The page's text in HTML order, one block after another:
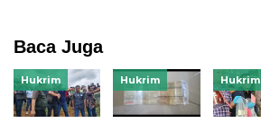
Baca Juga
Hukrim Hukrim Hukrim